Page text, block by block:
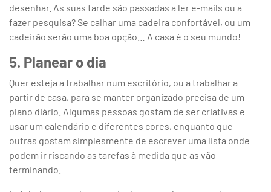
desenhar. As suas tarde são passadas a ler e-mails ou a
fazer pesquisa? Se calhar uma cadeira confortável, ou um
cadeirão serão uma boa opção… A casa é o seu mundo!
5. Planear o dia
Quer esteja a trabalhar num escritório, ou a trabalhar a
partir de casa, para se manter organizado precisa de um
plano diário. Algumas pessoas gostam de ser criativas e
usar um calendário e diferentes cores, enquanto que
outras gostam simplesmente de escrever uma lista onde
podem ir riscando as tarefas à medida que as vão
terminando.